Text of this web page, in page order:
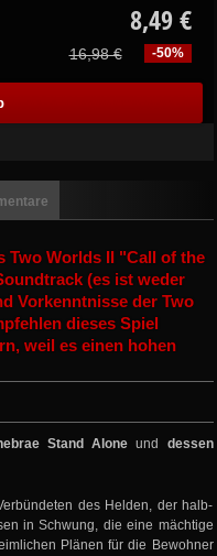
8,49 €
-50%
16,98 €
Two Worlds II "Call of the
(es ist weder
Vorkenntnisse der Two
dieses Spiel
weil es einen hohen
Stand Aloneund
dessen
des Helden, der halb-
in Schwung, die eine mächtige
Plänen für die Bewohner